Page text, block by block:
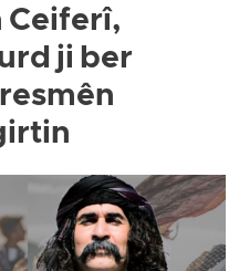
Ceiferî,
ji ber